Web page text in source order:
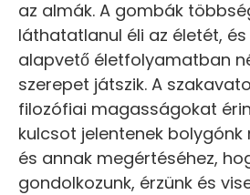
az almák. A gombák
láthatatlanul éli az életét,
alapvető életfolyamatban
szerepet játszik. A
filozófiai magasságokat
kulcsot jelentenek bolygónk
és annak megértéséhez,
gondolkozunk, érzünk és